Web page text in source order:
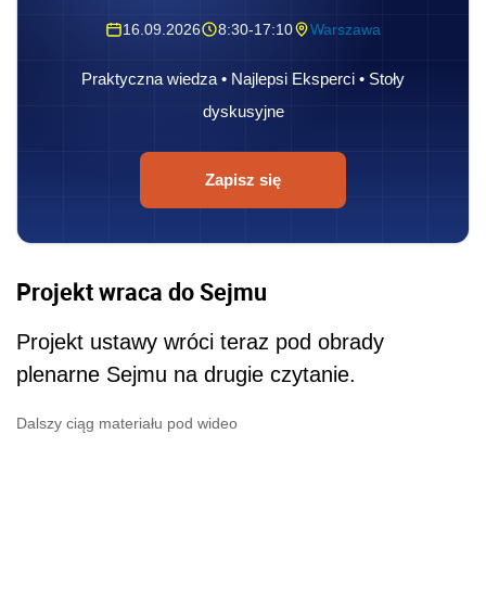
16.09.2026 8:30-17:10 Warszawa
Praktyczna wiedza • Najlepsi Eksperci • Stoły
dyskusyjne
Zapisz się
Projekt wraca do Sejmu
Projekt ustawy wróci teraz pod obrady
plenarne Sejmu na drugie czytanie.
Dalszy ciąg materiału pod wideo